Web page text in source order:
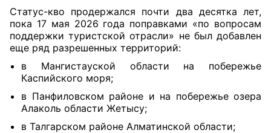
Статус-кво продержался почти два десятка лет,
пока 17 мая 2026 года поправками «по вопросам
поддержки туристской отрасли» не был добавлен
еще ряд разрешенных территорий:
в Мангистауской области на побережье
Каспийского моря;
в Панфиловском районе и на побережье озера
Алаколь области Жетысу;
в Талгарском районе Алматинской области;